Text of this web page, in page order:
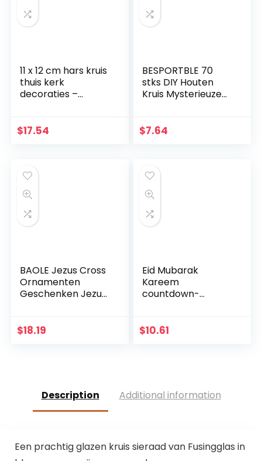
11 x 12 cm hars kruis
thuis kerk
decoraties –
decoratie – plank
vieringen
$17.54
BESPORTBLE 70
stks DIY Houten
Kruis Mysterieuze
Ornamenten Jezus
$7.64
BAOLE Jezus Cross
Ornamenten
Geschenken Jezus
Church Decoraties,
$18.19
Eid Mubarak
Kareem
countdown-
kalender met 30
$10.61
Description Additional information
Een prachtig glazen kruis sieraad van Fusingglas in